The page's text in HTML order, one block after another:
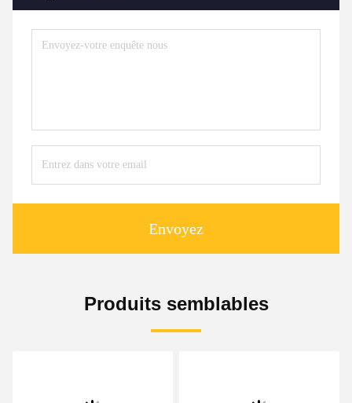
Envoyez
Produits semblables